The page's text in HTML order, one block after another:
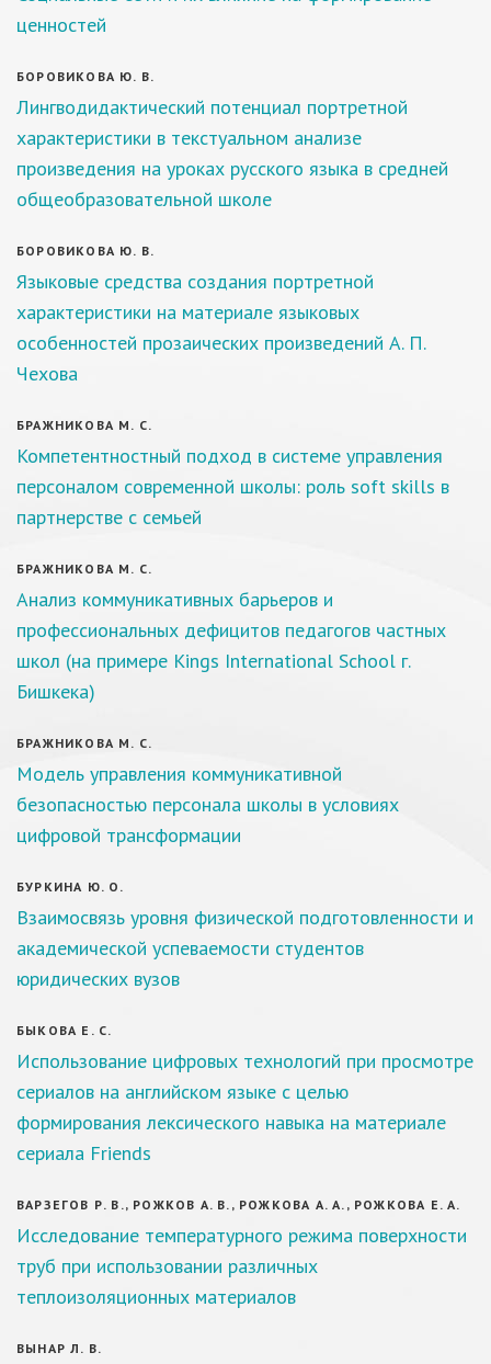
ценностей
БОРОВИКОВА Ю. В.
Лингводидактический потенциал портретной
характеристики в текстуальном анализе
произведения на уроках русского языка в средней
общеобразовательной школе
БОРОВИКОВА Ю. В.
Языковые средства создания портретной
характеристики на материале языковых
особенностей прозаических произведений А. П.
Чехова
БРАЖНИКОВА М. С.
Компетентностный подход в системе управления
персоналом современной школы: роль soft skills в
партнерстве с семьей
БРАЖНИКОВА М. С.
Анализ коммуникативных барьеров и
профессиональных дефицитов педагогов частных
школ (на примере Kings International School г.
Бишкека)
БРАЖНИКОВА М. С.
Модель управления коммуникативной
безопасностью персонала школы в условиях
цифровой трансформации
БУРКИНА Ю. О.
Взаимосвязь уровня физической подготовленности и
академической успеваемости студентов
юридических вузов
БЫКОВА Е. С.
Использование цифровых технологий при просмотре
сериалов на английском языке с целью
формирования лексического навыка на материале
сериала Friends
ВАРЗЕГОВ Р. В., РОЖКОВ А. В., РОЖКОВА А. А., РОЖКОВА Е. А.
Исследование температурного режима поверхности
труб при использовании различных
теплоизоляционных материалов
ВЫНАР Л. В.